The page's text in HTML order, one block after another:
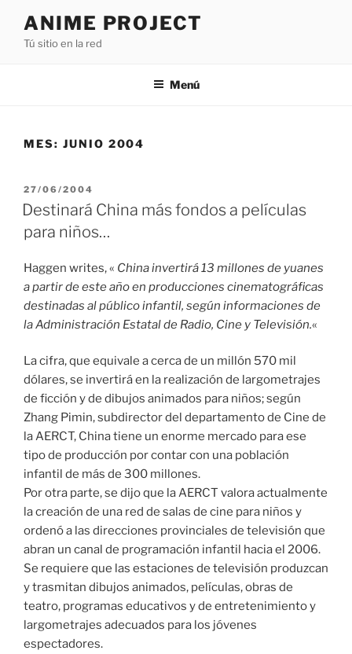
contenido
ANIME PROJECT
Tú sitio en la red
Menú
MES: JUNIO 2004
PUBLICADO
EL
27/06/2004
Destinará China más fondos a películas
para niños…
Haggen writes, « China invertirá 13 millones de yuanes
a partir de este año en producciones cinematográficas
destinadas al público infantil, según informaciones de
la Administración Estatal de Radio, Cine y Televisión.«
La cifra, que equivale a cerca de un millón 570 mil
dólares, se invertirá en la realización de largometrajes
de ficción y de dibujos animados para niños; según
Zhang Pimin, subdirector del departamento de Cine de
la AERCT, China tiene un enorme mercado para ese
tipo de producción por contar con una población
infantil de más de 300 millones.
Por otra parte, se dijo que la AERCT valora actualmente
la creación de una red de salas de cine para niños y
ordenó a las direcciones provinciales de televisión que
abran un canal de programación infantil hacia el 2006.
Se requiere que las estaciones de televisión produzcan
y trasmitan dibujos animados, películas, obras de
teatro, programas educativos y de entretenimiento y
largometrajes adecuados para los jóvenes
espectadores.